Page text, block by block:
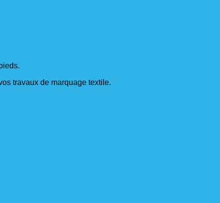
travaux de marquage textile.